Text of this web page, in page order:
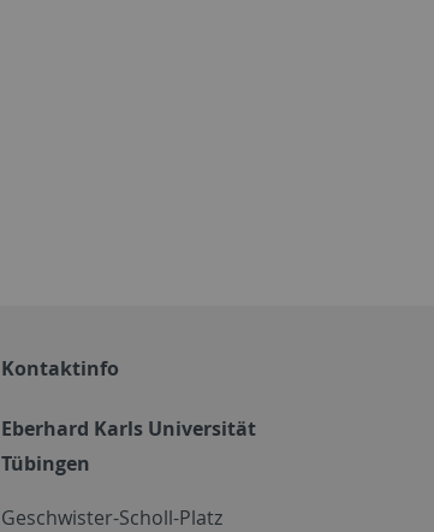
Kontaktinfo
Eberhard Karls Universität
Tübingen
Geschwister-Scholl-Platz